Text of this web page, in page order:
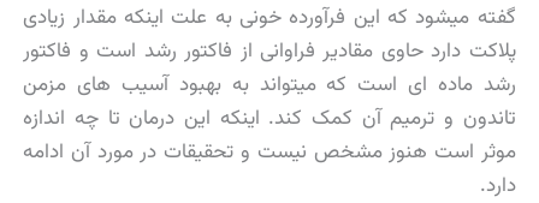
گفته میشود که این فرآورده خونی به علت اینکه مقدار زیادی
پلاکت دارد حاوی مقادیر فراوانی از فاکتور رشد است و فاکتور
رشد ماده ای است که میتواند به بهبود آسیب های مزمن
تاندون و ترمیم آن کمک کند. اینکه این درمان تا چه اندازه
موثر است هنوز مشخص نیست و تحقیقات در مورد آن ادامه
دارد.